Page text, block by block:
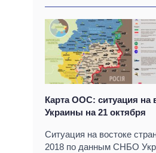
Карта ООС: ситуация на
Украины на 21 октября
Ситуация на востоке
2018 по данным СНБО